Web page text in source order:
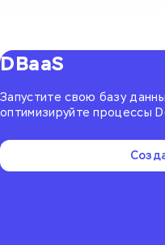
DBaaS
Запустите свою базу
оптимизируйте процессы